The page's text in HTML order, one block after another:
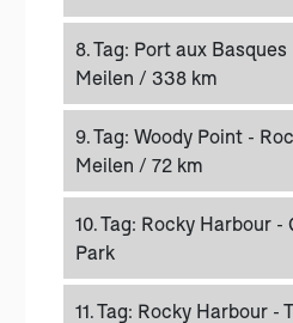
8. Tag: Port aux Basques
Meilen / 338 km
9. Tag: Woody Point -
Meilen / 72 km
10. Tag: Rocky Harbour -
Park
11. Tag: Rocky Harbour -